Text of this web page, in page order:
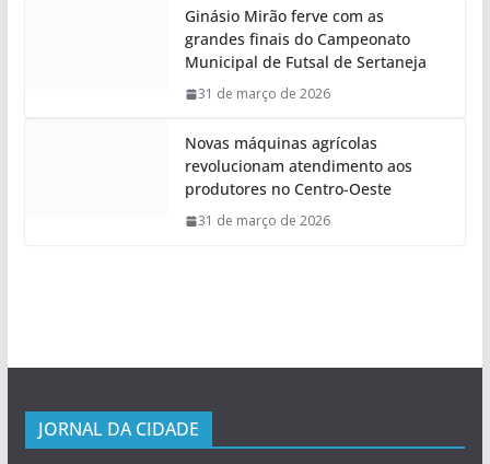
Ginásio Mirão ferve com as
grandes finais do Campeonato
Municipal de Futsal de Sertaneja
31 de março de 2026
Novas máquinas agrícolas
revolucionam atendimento aos
produtores no Centro-Oeste
31 de março de 2026
JORNAL DA CIDADE